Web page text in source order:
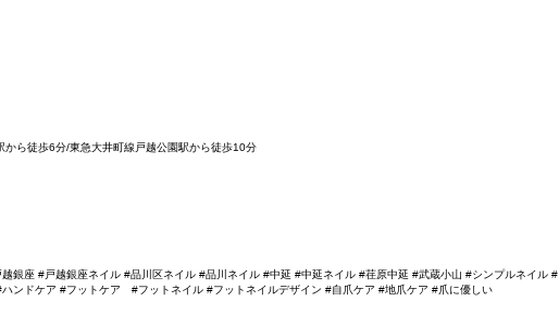
ら徒歩6分/東急大井町線戸越公園駅から徒歩10分
銀座 #戸越銀座ネイル #品川区ネイル #品川ネイル #中延 #中延ネイル #荏原中延 #武蔵小山 #シンプルネイル #
ンドケア #フットケア #フットネイル #フットネイルデザイン #自爪ケア #地爪ケア #爪に優しい